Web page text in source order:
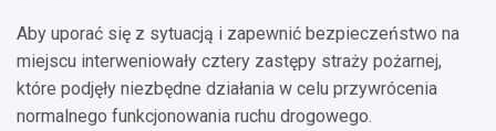
Aby uporać się z sytuacją i zapewnić bezpieczeństwo na
miejscu interweniowały cztery zastępy straży pożarnej,
które podjęły niezbędne działania w celu przywrócenia
normalnego funkcjonowania ruchu drogowego.